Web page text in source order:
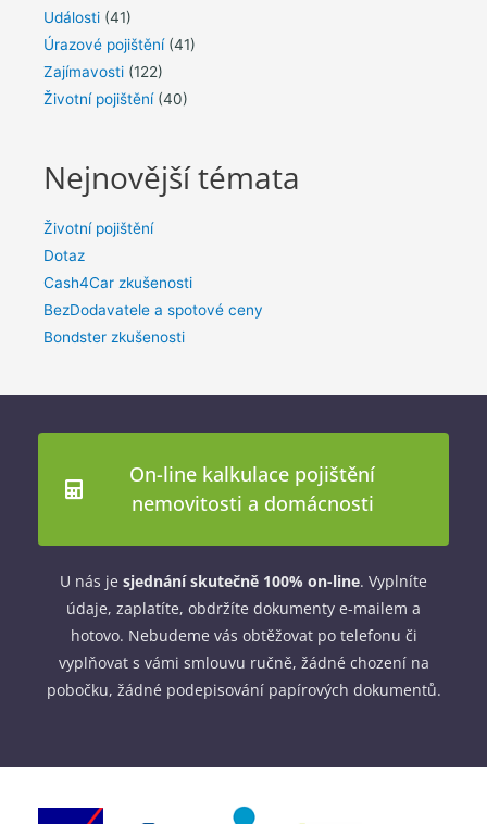
Události (41)
Úrazové pojištění(41)
Zajímavosti (122)
Životní pojištění(40)
Nejnovější témata
Životní pojištění
Dotaz
Cash4Car zkušenosti
BezDodavatele a spotové ceny
Bondster zkušenosti
On-line kalkulace pojištění
nemovitosti a domácnosti
U nás je sjednání skutečně 100% on-line. Vyplníte
údaje, zaplatíte, obdržíte dokumenty e-mailem a
hotovo. Nebudeme vás obtěžovat po telefonu či
vyplňovat s vámi smlouvu ručně, žádné chození na
pobočku, žádné podepisování papírových dokumentů.